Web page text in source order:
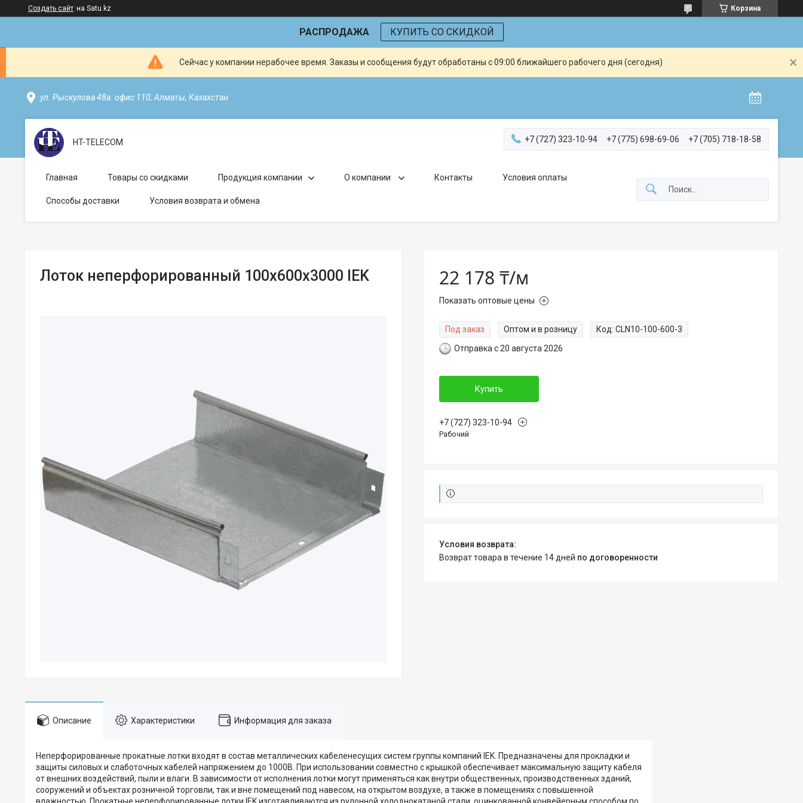
Создать сайт на Satu.kz Корзина
РАСПРОДАЖА КУПИТЬ СО СКИДКОЙ
Сейчас у компании нерабочее время. Заказы и сообщения будут обработаны с 09:00 ближайшего рабочего дня (сегодня)
ул. Рыскулова 48а. офис 110, Алматы, Казахстан
HT-TELECOM +7 (727) 323-10-94 +7 (775) 698-69-06 +7 (705) 718-18-58
Главная Товары со скидками Продукция компании О компании Контакты Условия оплаты
Способы доставки Условия возврата и обмена
Лоток неперфорированный 100х600х3000 IEK 22 178 ₸/м
Показать оптовые цены
Под заказ Оптом и в розницу Код: CLN10-100-600-3
Отправка с 20 августа 2026
Купить
+7 (727) 323-10-94
Рабочий
возврат товара в течение 14 дней по договоренности
Описание Характеристики Информация для заказа
Неперфорированные прокатные лотки входят в состав металлических кабеленесущих систем группы компаний IEK. Предназначены для прокладки и
защиты силовых и слаботочных кабелей напряжением до 1000В. При использовании совместно с крышкой обеспечивает максимальную защиту кабеля
от внешних воздействий, пыли и влаги. В зависимости от исполнения лотки могут применяться как внутри общественных, производственных зданий,
сооружений и объектах розничной торговли, так и вне помещений под навесом, на открытом воздухе, а также в помещениях с повышенной